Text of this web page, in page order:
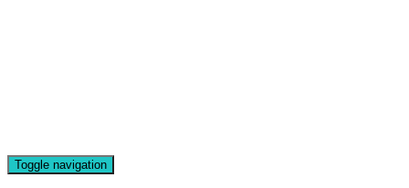
Toggle navigation